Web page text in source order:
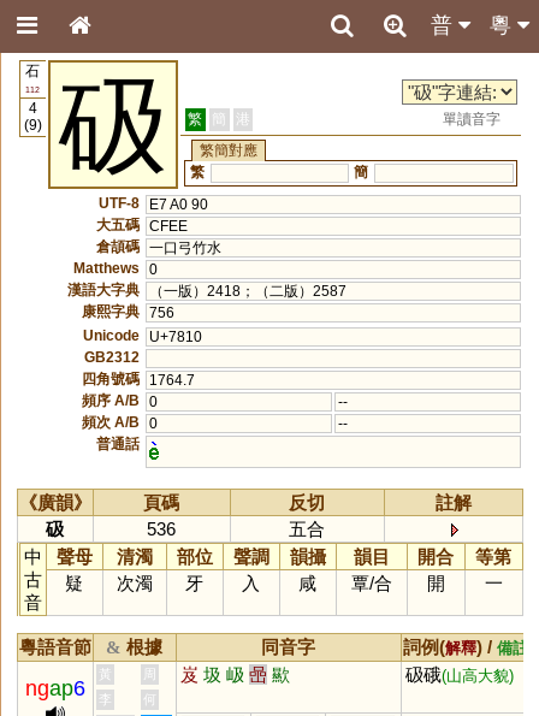
粵
普
石
112
4
(9)
砐 繁 簡 港
單讀音字
繁簡對應
繁
簡
UTF-8
E7 A0 90
大五碼 CFEE
倉頡碼 一口弓竹水
Matthews
0
漢語大字典
（一版）2418；（二版）2587
康熙字典 756
Unicode
U+7810
GB2312
四角號碼
1764.7
頻序 A/B
0
--
頻次 A/B
0
--
普通話
《廣韻》 頁碼 反切
註解
砐
536
五合
中
古
音
聲母 清濁 部位 聲調 韻攝 韻目 開合
等第
疑
次濁 牙 入 咸 覃/合 開 一
粵語音節 & 根據 同音字 詞例(解釋) / 備註
ngap6
黃 周 岌 圾 岋 喦 歞 砐硪(山高大貌)
李
何